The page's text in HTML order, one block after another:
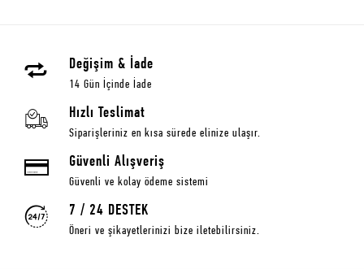
Değişim & İade
14 Gün İçinde İade
Hızlı Teslimat
Siparişleriniz en kısa sürede elinize ulaşır.
Güvenli Alışveriş
Güvenli ve kolay ödeme sistemi
7 / 24 DESTEK
Öneri ve şikayetlerinizi bize iletebilirsiniz.